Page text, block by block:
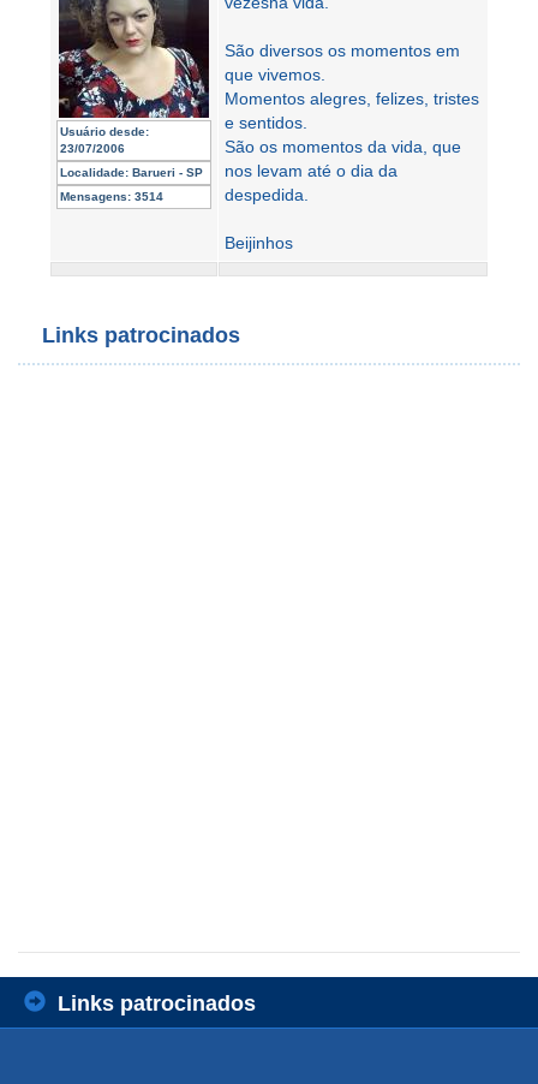
Usuário desde:
23/07/2006
Localidade: Barueri - SP
Mensagens: 3514
São diversos os momentos em
que vivemos.
Momentos alegres, felizes, tristes
e sentidos.
São os momentos da vida, que
nos levam até o dia da
despedida.
Beijinhos
Links patrocinados
Links patrocinados